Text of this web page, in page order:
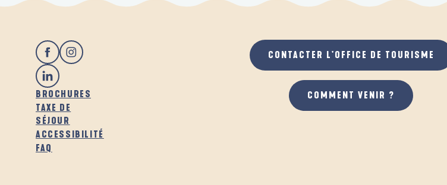
BROCHURES
TAXE DE
SÉJOUR
ACCESSIBILITÉ
FAQ
CONTACTER L'OFFICE DE TOURISME
COMMENT VENIR ?